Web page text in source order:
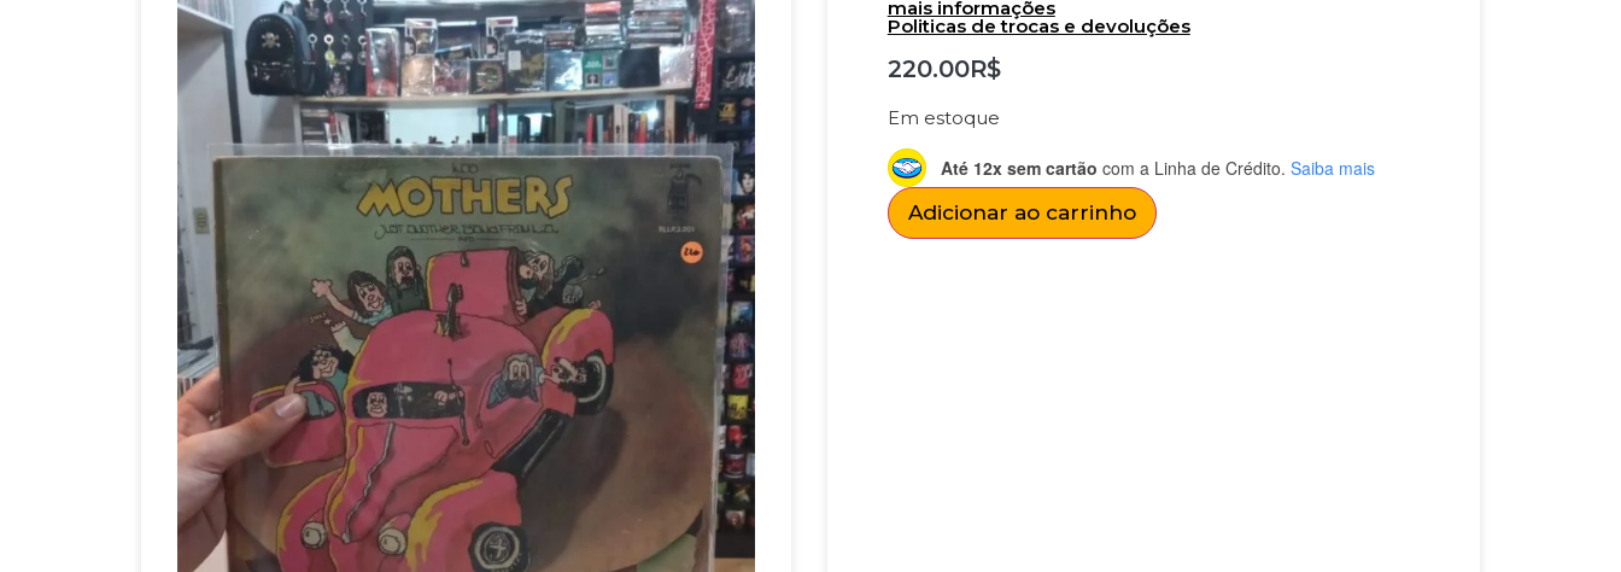
mais informações
Politicas de trocas e devoluções
220.00R$
Em estoque
Até 12x sem cartão com a Linha de Crédito. Saiba mais
Adicionar ao carrinho